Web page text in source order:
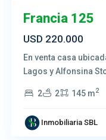
Francia 125
USD 220.000
En venta casa
Lagos y Alfonsina
2 2 145 m2
Inmobiliaria SBL